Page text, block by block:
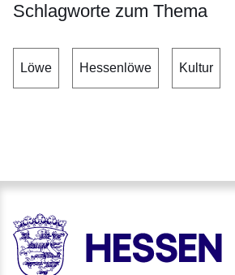
Schlagworte zum Thema
Löwe Hessenlöwe Kultur